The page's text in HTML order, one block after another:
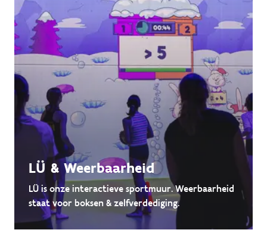
LÜ & Weerbaarheid
LÜ is onze interactieve sportmuur. Weerbaarheid
staat voor boksen & zelfverdediging.